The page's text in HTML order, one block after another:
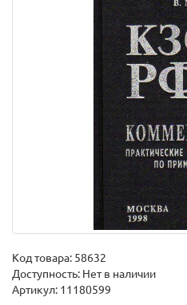
Код товара: 58632
Доступность: Нет в наличии
Артикул: 11180599